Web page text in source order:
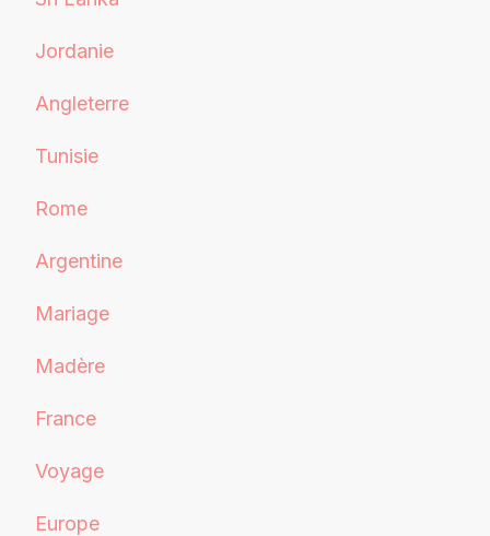
Jordanie
Angleterre
Tunisie
Rome
Argentine
Mariage
Madère
France
Voyage
Europe